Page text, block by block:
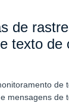
de
texto de
de
mensagens de